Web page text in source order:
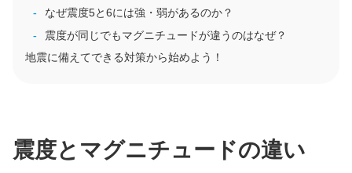
なぜ震度5と6には強・弱があるのか？
震度が同じでもマグニチュードが違うのはなぜ？
地震に備えてできる対策から始めよう！
震度とマグニチュードの違い